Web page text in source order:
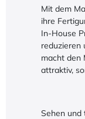
Mit dem
ihre
In-House
reduzieren
macht den
attraktiv,
Sehen und